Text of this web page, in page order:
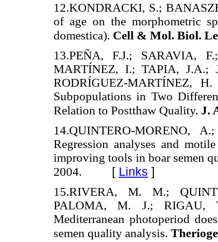
12.KONDRACKI, S.;
of age on the morphometric
domestica). Cell & Mol. Biol.
13.PEÑA, F.J.; SARAVIA,
MARTÍNEZ, I.; TAPIA, J.A.;
RODRÍGUEZ-MARTÍNEZ,
Subpopulations in Two
Relation to Postthaw Quality. J.
14.QUINTERO-MORENO,
Regression analyses and
improving tools in boar semen
2004.
[ Links ]
15.RIVERA, M. M.;
PALOMA, M. J.; RIGAU,
Mediterranean photoperiod
semen quality analysis.